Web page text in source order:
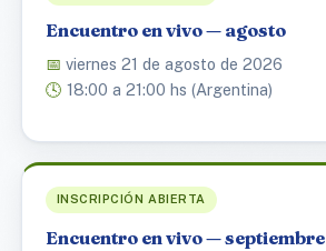
Encuentro en vivo — agosto
📅 viernes 21 de agosto de 2026
🕓 18:00 a 21:00 hs (Argentina)
INSCRIPCIÓN ABIERTA
Encuentro en vivo — septiembre